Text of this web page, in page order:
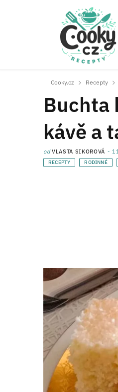
Cooky.cz Recepty
Buchta
kávě a
odVLASTA SIKOROVÁ
RECEPTY RODINNÉ